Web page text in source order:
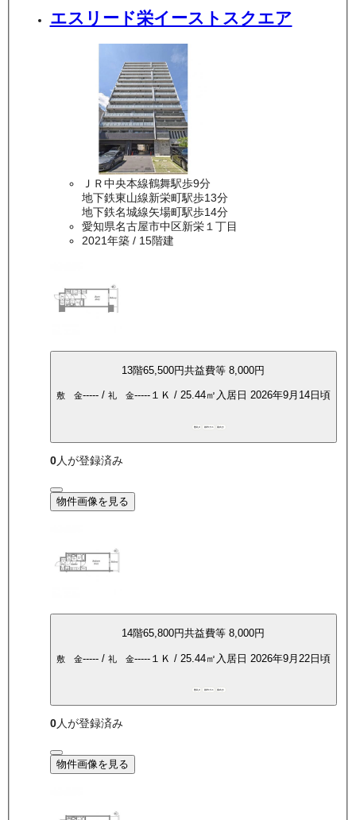
エスリード栄イーストスクエア
ＪＲ中央本線鶴舞駅歩9分
地下鉄東山線新栄町駅歩13分
地下鉄名城線矢場町駅歩14分
愛知県名古屋市中区新栄１丁目
2021年築/ 15階建
13階65,500円共益費等 8,000円
敷 金-----/ 礼 金-----１Ｋ / 25.44㎡ 入居日 2026年9月14日頃
敷礼0 都市ガス 南向き
0人が登録済み
物件画像を見る
14階65,800円共益費等 8,000円
敷 金-----/ 礼 金-----１Ｋ / 25.44㎡ 入居日 2026年9月22日頃
敷礼0 都市ガス 南向き
0人が登録済み
物件画像を見る